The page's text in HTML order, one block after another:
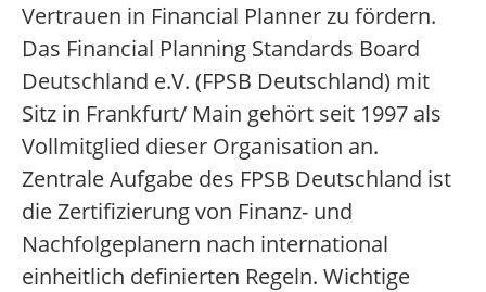
Vertrauen in Financial Planner zu fördern.
Das Financial Planning Standards Board
Deutschland e.V. (FPSB Deutschland) mit
Sitz in Frankfurt/ Main gehört seit 1997 als
Vollmitglied dieser Organisation an.
Zentrale Aufgabe des FPSB Deutschland ist
die Zertifizierung von Finanz- und
Nachfolgeplanern nach international
einheitlich definierten Regeln. Wichtige